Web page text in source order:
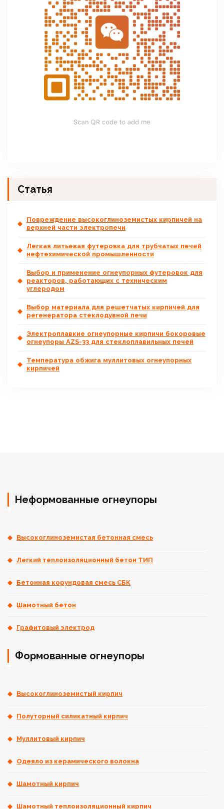
Статья
Повреждение высокоглиноземистых кирпичей на
верхней части электропечи
Легкая литьевая футеровка для трубчатых печей
нефтехимической промышленности
Выбор и применение огнеупорных футеровок для
реакторов, работающих с техническим
углеродом
Выбор материала для решетчатых кирпичей для
регенератора стеклодувной печи
Электроплавкие огнеупорные кирпичи бокоровые
огнеупоры AZS-33 для стеклоплавильных печей
Температура обжига муллитовых огнеупорных
кирпичей
Неформованные огнеупоры
Высокоглиноземистая бетонная смесь
Легкий теплоизоляционный бетон ТИП
Бетонная корундовая смесь СБК
Шамотный бетон
Графитовый электрод
Формованные огнеупоры
Высокоглиноземистый кирпич
Полуторный силикатный кирпич
Муллитовый кирпич
Одеяло из керамического волокна
Шамотный кирпич
Шамотный теплоизоляционный кирпич